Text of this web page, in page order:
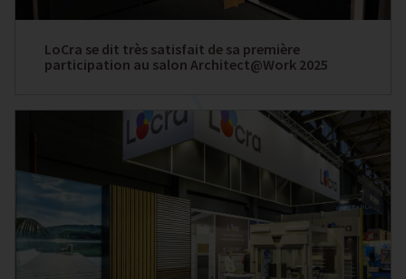
LoCra se dit très satisfait de sa première
participation au salon Architect@Work 2025